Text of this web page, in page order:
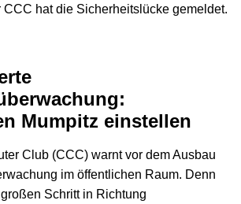
CCC hat die Sicherheitslücke gemeldet.
Mumpitz einstellen
Club (CCC) warnt vor dem Ausbau
im öffentlichen Raum. Denn
Schritt in Richtung